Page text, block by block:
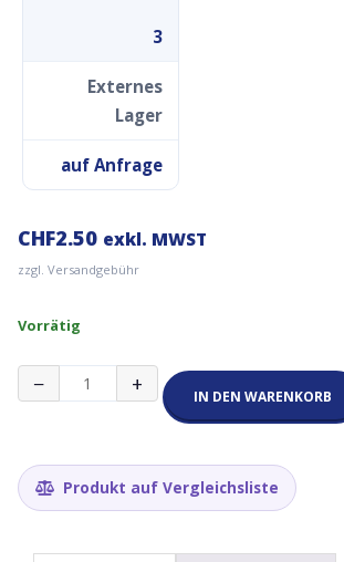
3
Externes
Lager
auf Anfrage
CHF2.50 exkl. MWST
zzgl. Versandgebühr
Vorrätig
−
Antennenkupplung
SMA-
Male
Menge
+ IN DEN WARENKORB
Produkt auf Vergleichsliste